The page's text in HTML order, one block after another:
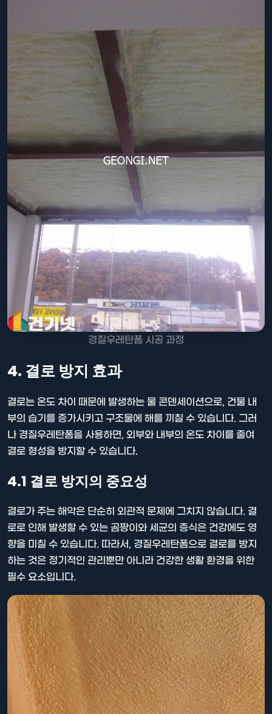
경질우레탄폼 시공 과정
4. 결로 방지 효과
결로는 온도 차이 때문에 발생하는 물 콘덴세이션으로, 건물 내
부의 습기를 증가시키고 구조물에 해를 끼칠 수 있습니다. 그러
나 경질우레탄폼을 사용하면, 외부와 내부의 온도 차이를 줄여
결로 형성을 방지할 수 있습니다.
4.1 결로 방지의 중요성
결로가 주는 해악은 단순히 외관적 문제에 그치지 않습니다. 결
로로 인해 발생할 수 있는 곰팡이와 세균의 증식은 건강에도 영
향을 미칠 수 있습니다. 따라서, 경질우레탄폼으로 결로를 방지
하는 것은 정기적인 관리뿐만 아니라 건강한 생활 환경을 위한
필수 요소입니다.